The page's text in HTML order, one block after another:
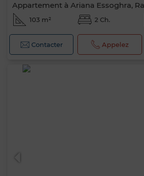
Appartement à Ariana Essoghra,
103 m² 2 Ch.
Contacter Appelez